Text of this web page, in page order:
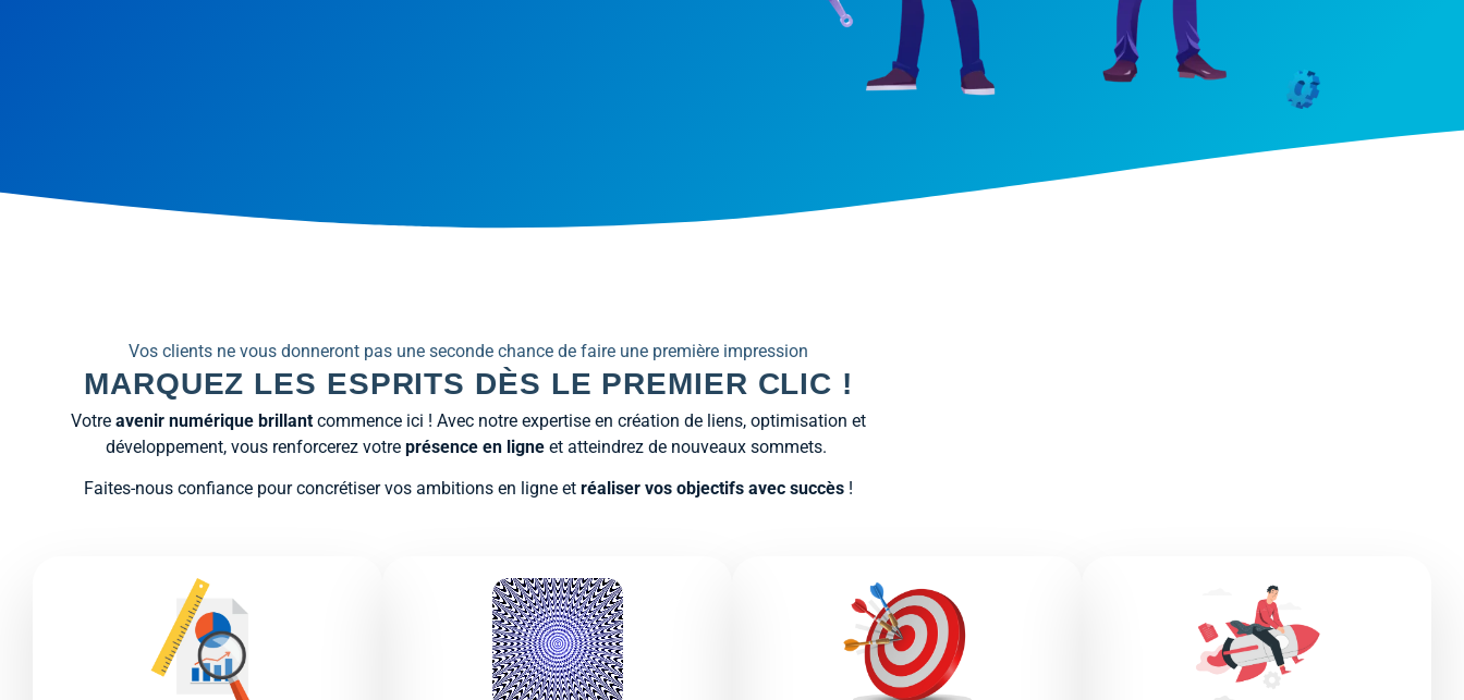
Vos clients ne vous donneront pas une seconde chance de faire une première impression
MARQUEZ LES ESPRITS DÈS LE PREMIER CLIC !
Votre avenir numérique brillant commence ici ! Avec notre expertise en création de liens, optimisation et
développement, vous renforcerez votre présence en ligne et atteindrez de nouveaux sommets.
Faites-nous confiance pour concrétiser vos ambitions en ligne et réaliser vos objectifs avec succès !